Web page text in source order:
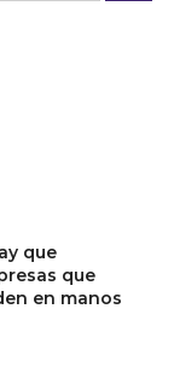
que
que
en manos